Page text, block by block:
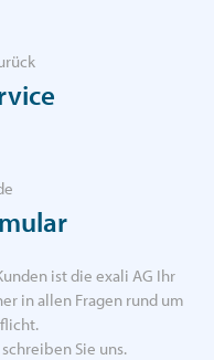
ist die exali AG Ihr
in allen Fragen rund um
Sie uns.